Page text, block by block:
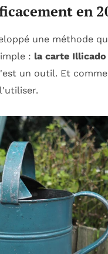
en
une méthode
: la carte Illicado
un outil. Et